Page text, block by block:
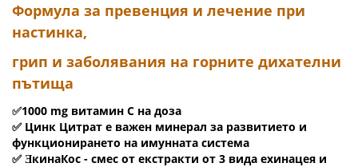
Формула за превенция и лечение при
настинка,
грип и заболявания на горните дихателни
пътища
✅1000 mg витамин С на доза
✅ Цинк Цитрат е важен минерал за развитието и
функционирането на имунната система
✅ ƎкинаКос - смес от екстракти от 3 вида ехинацея и